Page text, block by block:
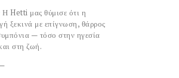
Η Hetti μας θύμισε ότι η
ξεκινά με επίγνωση, θάρρος
— τόσο στην ηγεσία
στη ζωή.